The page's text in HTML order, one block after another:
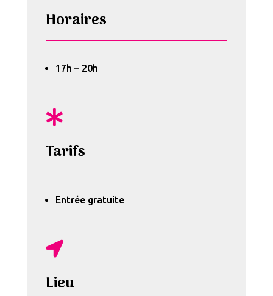
Horaires
17h – 20h

Tarifs
Entrée gratuite

Lieu